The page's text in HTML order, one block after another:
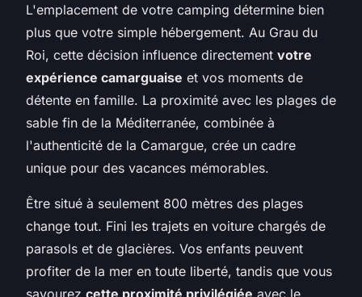
L'emplacement de votre camping détermine bien
plus que votre simple hébergement. Au Grau du
Roi, cette décision influence directement votre
expérience camarguaise et vos moments de
détente en famille. La proximité avec les plages de
sable fin de la Méditerranée, combinée à
l'authenticité de la Camargue, crée un cadre
unique pour des vacances mémorables.
Être situé à seulement 800 mètres des plages
change tout. Fini les trajets en voiture chargés de
parasols et de glacières. Vos enfants peuvent
profiter de la mer en toute liberté, tandis que vous
savourez cette proximité privilégiée avec le